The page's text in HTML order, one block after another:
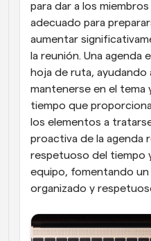
para dar a los
adecuado para
aumentar
la reunión. Una
hoja de ruta, ayudando
mantenerse en el tema
tiempo que
los elementos a
proactiva de la agenda
respetuoso del tiempo
equipo, fomentando
organizado y